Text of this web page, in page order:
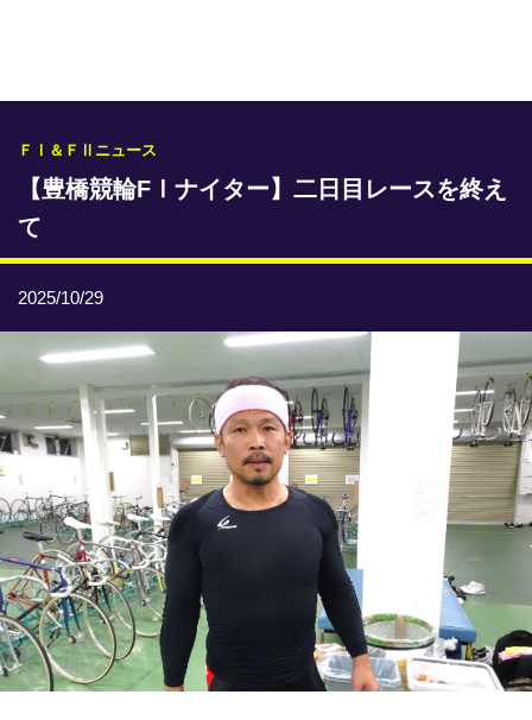
レース情報
本日のおすすめレース
トリマクリオリジナル予想
トリマクリコラム
お知らせ
番記者とくダネ！
選手ランキング
競輪場ガイド
記者紹介
ＦⅠ＆ＦⅡニュース
【豊橋競輪FⅠナイター】二日目レースを終え
て
2025/10/29